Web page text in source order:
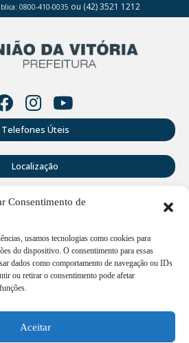
Consentimento de
usamos tecnologias como cookies para
do dispositivo. O consentimento para essas
dados como comportamento de navegação ou IDs
ou retirar o consentimento pode afetar
Aceitar
0800-410-0035 ou (42) 3521 1212
Telefones Úteis
Localização
Frequentes
Webmail
205 - Centro - União da Vitória -
a sexta-feira das 12:00h às